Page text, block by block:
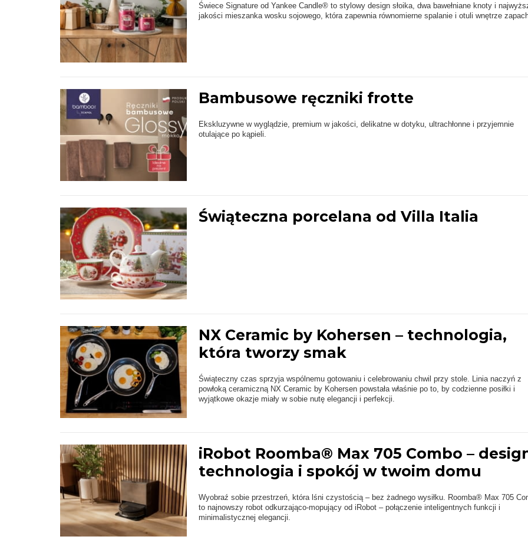
Świece Signature od Yankee Candle® to stylowy design słoika, dwa bawełniane knoty i
jakości mieszanka wosku sojowego, która zapewnia równomierne spalanie i otuli wnętrze
Bambusowe ręczniki frotte
Ekskluzywne w wyglądzie, premium w jakości, delikatne w dotyku, ultrachłonne i przyjemnie
otulające po kąpieli.
Świąteczna porcelana od Villa Italia
NX Ceramic by Kohersen – technologia,
która tworzy smak
Świąteczny czas sprzyja wspólnemu gotowaniu i celebrowaniu chwil przy stole. Linia naczyń z
powłoką ceramiczną NX Ceramic by Kohersen powstała właśnie po to, by codzienne posiłki i
wyjątkowe okazje miały w sobie nutę elegancji i perfekcji.
iRobot Roomba® Max 705 Combo –
technologia i spokój w twoim domu
Wyobraź sobie przestrzeń, która lśni czystością – bez żadnego wysiłku. Roomba® Max 705
to najnowszy robot odkurzająco-mopujący od iRobot – połączenie inteligentnych funkcji i
minimalistycznej elegancji.